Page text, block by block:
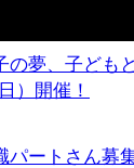
の夢、子ども
）開催！
パートさん募